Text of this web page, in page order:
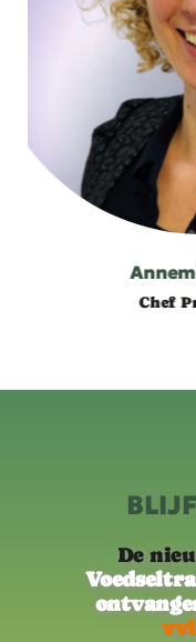
Chef
De